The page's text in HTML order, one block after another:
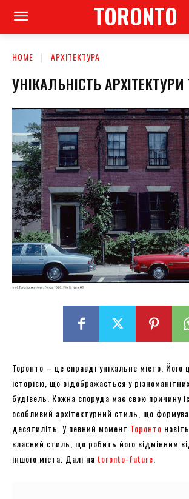
TORONTO
HOME АРХІТЕКТУРА
УНІКАЛЬНІСТЬ
Торонто – це справді унікальне місто. Його
історією, що відображається у
будівель. Кожна споруда має свою причину
особливий архітектурний стиль, що
десятиліть. У певний момент Торонто
власний стиль, що робить його відмінним
іншого міста. Далі на toronto-future